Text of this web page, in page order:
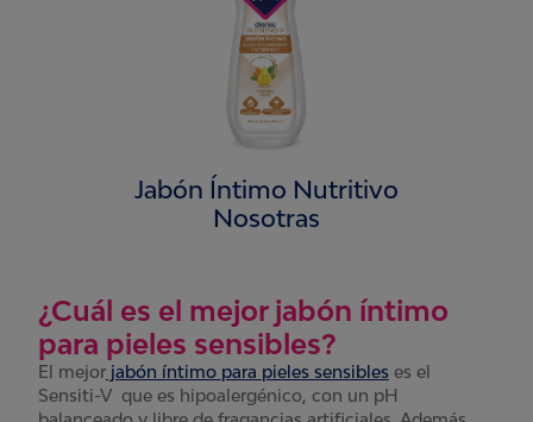
Jabón Íntimo Nutritivo
Nosotras
¿Cuál es el mejor jabón íntimo
para pieles sensibles?
El mejor jabón íntimo para pieles sensibles es el
Sensiti-V que es hipoalergénico, con un pH